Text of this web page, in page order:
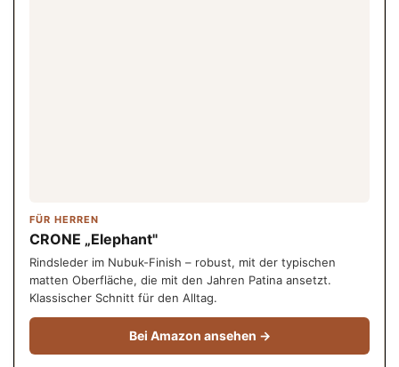
FÜR HERREN
CRONE „Elephant"
Rindsleder im Nubuk-Finish – robust, mit der typischen
matten Oberfläche, die mit den Jahren Patina ansetzt.
Klassischer Schnitt für den Alltag.
Bei Amazon ansehen →